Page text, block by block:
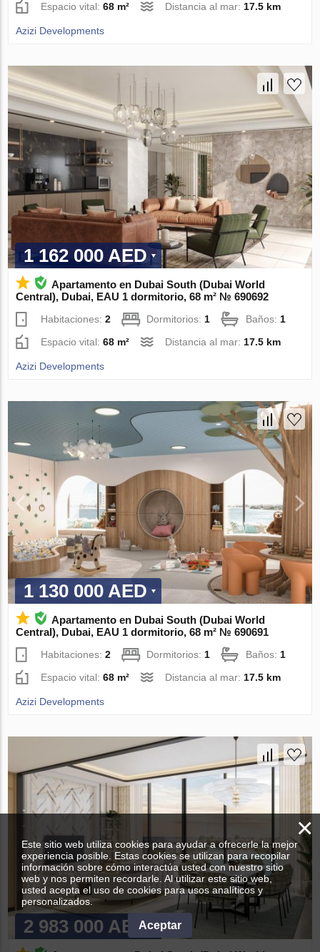
Espacio vital:68 m² Distancia al mar:17.5 km
Azizi Developments
1 162 000 AED
Apartamento en Dubai South (Dubai World
Central), Dubai, EAU 1 dormitorio, 68 m² № 690692
Habitaciones:2 Dormitorios: 1 Baños: 1
Espacio vital:68 m² Distancia al mar: 17.5 km
Azizi Developments
1 130 000 AED
Apartamento en Dubai South (Dubai World
Central), Dubai, EAU 1 dormitorio, 68 m² № 690691
Habitaciones:2 Dormitorios: 1 Baños: 1
Espacio vital:68 m² Distancia al mar: 17.5 km
Azizi Developments
2 983 000 AED
×
Este sitio web utiliza cookies para ayudar a ofrecerle la mejor
experiencia posible. Estas cookies se utilizan para recopilar
información sobre cómo interactúa usted con nuestro sitio
web y nos permiten recordarle. Al utilizar este sitio web,
usted acepta el uso de cookies para usos analíticos y
personalizados.
Aceptar